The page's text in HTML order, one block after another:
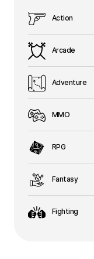
Action
Arcade
Adventure
MMO
RPG
Fantasy
Fighting